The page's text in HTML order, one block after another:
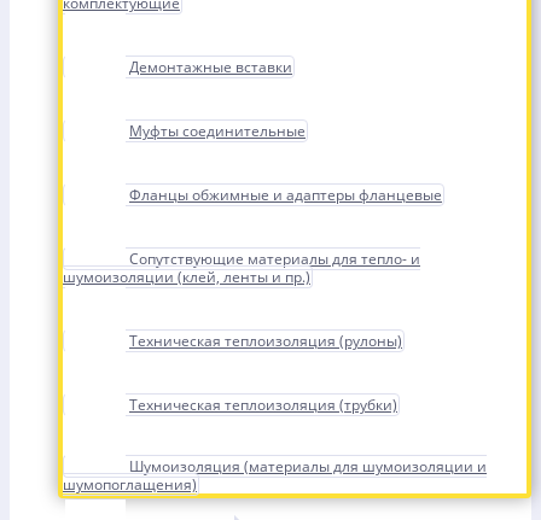
Демонтажные вставки
Муфты соединительные
Фланцы обжимные и адаптеры фланцевые
Сопутствующие материалы для тепло- и
шумоизоляции (клей, ленты и пр.)
Техническая теплоизоляция (рулоны)
Техническая теплоизоляция (трубки)
Шумоизоляция (материалы для шумоизоляции и
шумопоглащения)